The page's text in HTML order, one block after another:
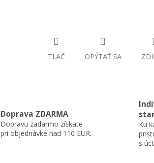
TLAČ OPÝTAŤ SA
Doprava ZDARMA
Dopravu zadarmo získate
pri objednávke nad 110 EUR.
Ku
s